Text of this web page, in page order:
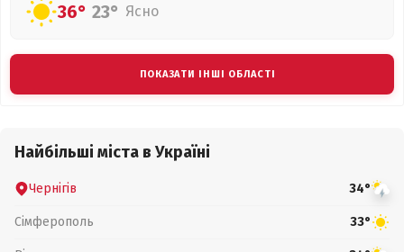
36° 23° Ясно
ПОКАЗАТИ ІНШІ ОБЛАСТІ
Найбільші міста в Україні
Чернігів 34°
Сімферополь 33°